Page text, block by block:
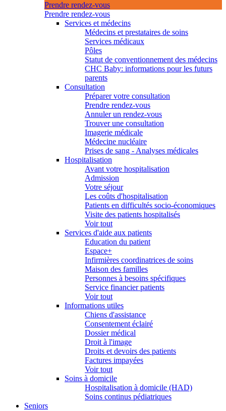
Prendre rendez-vous
Prendre rendez-vous
Services et médecins
Médecins et prestataires de soins
Services médicaux
Pôles
Statut de conventionnement des médecins
CHC Baby: informations pour les futurs
parents
Consultation
Préparer votre consultation
Prendre rendez-vous
Annuler un rendez-vous
Trouver une consultation
Imagerie médicale
Médecine nucléaire
Prises de sang - Analyses médicales
Hospitalisation
Avant votre hospitalisation
Admission
Votre séjour
Les coûts d'hospitalisation
Patients en difficultés socio-économiques
Visite des patients hospitalisés
Voir tout
Services d'aide aux patients
Education du patient
Espace+
Infirmières coordinatrices de soins
Maison des familles
Personnes à besoins spécifiques
Service financier patients
Voir tout
Informations utiles
Chiens d'assistance
Consentement éclairé
Dossier médical
Droit à l'image
Droits et devoirs des patients
Factures impayées
Voir tout
Soins à domicile
Hospitalisation à domicile (HAD)
Soins continus pédiatriques
Seniors